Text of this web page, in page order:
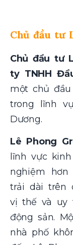
Chủ đầu tư
Chủ đầu tư
ty TNHH
một chủ
trong lĩnh
Dương.
Lê Phong
lĩnh vực
nghiệm
trải dài trên
vị thế và uy
động sản.
nhà phố